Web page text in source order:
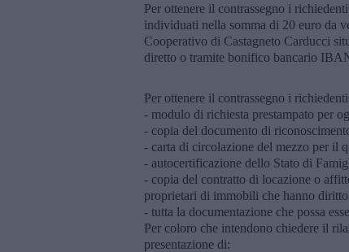
Per ottenere il contrassegno i
individuati nella somma di 20 euro da
Cooperativo di Castagneto Carducci
diretto o tramite bonifico bancario
Per ottenere il contrassegno i
- modulo di richiesta prestampato per
- copia del documento di
- carta di circolazione del mezzo per il
- autocertificazione dello Stato di
- copia del contratto di locazione o
proprietari di immobili che hanno
- tutta la documentazione che possa
Per coloro che intendono chiedere il
presentazione di: